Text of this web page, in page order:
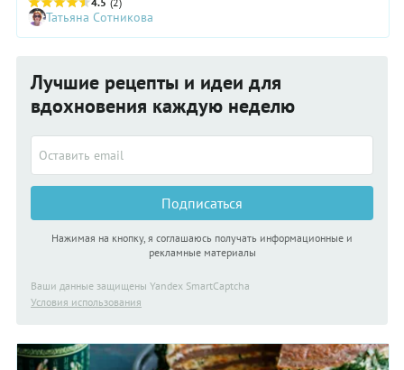
простой. Однако в этом деле есть тонкости, которые точно
стоит учитывать, и хитрости, способствующие достижению
Татьяна Сотникова
Лучшие рецепты и идеи для
вдохновения каждую неделю
Подписаться
Нажимая на кнопку, я соглашаюсь получать информационные и
рекламные материалы
Ваши данные защищены Yandex SmartCaptcha
Условия использования